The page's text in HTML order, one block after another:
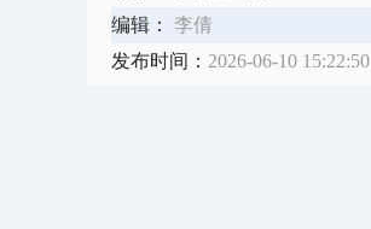
编辑：
李倩
发布时间： 2026-06-10 15:22:50